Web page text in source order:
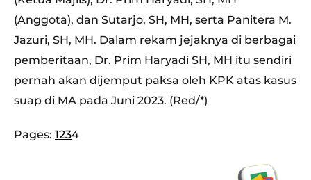
(Anggota), dan Sutarjo, SH, MH, serta Panitera M.
Jazuri, SH, MH. Dalam rekam jejaknya di berbagai
pemberitaan, Dr. Prim Haryadi SH, MH itu sendiri
pernah akan dijemput paksa oleh KPK atas kasus
suap di MA pada Juni 2023. (Red/*)
Pages: 1234